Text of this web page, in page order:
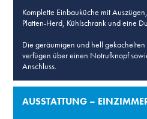
Komplette Einbauküche mit
Platten-Herd, Kühlschrank und eine
Die geräumigen und hell
verfügen über einen Notrufknopf
Anschluss.
AUSSTATTUNG –